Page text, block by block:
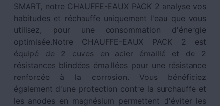
SMART, notre CHAUFFE-EAUX PACK 2 analyse vos
habitudes et réchauffe uniquement l'eau que vous
utilisez, pour une consommation d'énergie
optimisée.Notre CHAUFFE-EAUX PACK 2 est
équipé de 2 cuves en acier émaillé et de 2
résistances blindées émaillées pour une résistance
renforcée à la corrosion. Vous bénéficiez
également d'une protection contre la surchauffe et
les anodes en magnésium permettent d'éviter les